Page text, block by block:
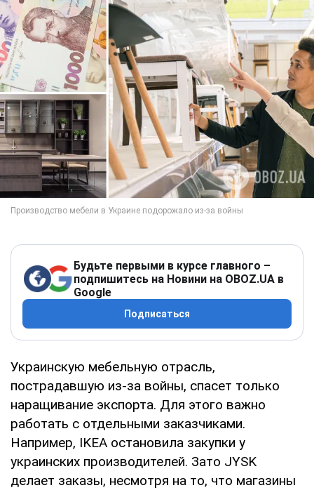
Будьте первыми в курсе главного –
подпишитесь на Новини на OBOZ.UA в
Google
Подписаться
Украинскую мебельную отрасль,
пострадавшую из-за войны, спасет только
наращивание экспорта. Для этого важно
работать с отдельными заказчиками.
Например, IKEA остановила закупки у
украинских производителей. Зато JYSK
делает заказы, несмотря на то, что магазины